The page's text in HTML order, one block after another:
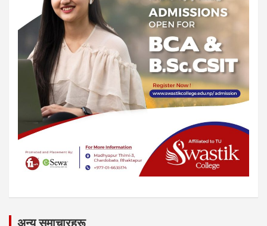
अन्य समाचारहरू